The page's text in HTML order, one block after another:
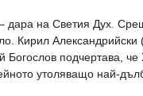
дара на Светия Дух.
Кирил
подчертава, че
утоляващо най-